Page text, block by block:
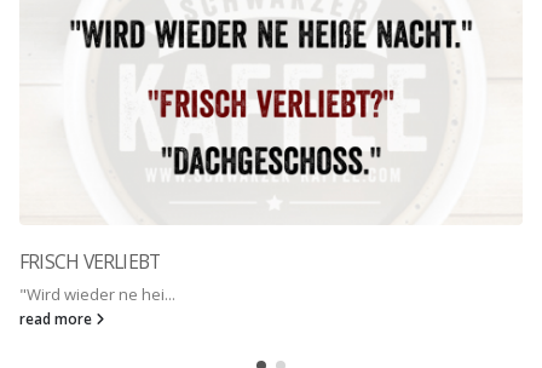
FRISCH VERLIEBT
"Wird wieder ne hei...
read more